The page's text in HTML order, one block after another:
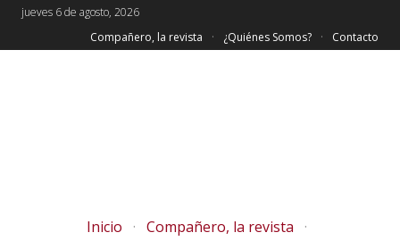
jueves 6 de agosto, 2026
Compañero, la revista
¿Quiénes Somos? Contacto
Inicio
Compañero, la revista